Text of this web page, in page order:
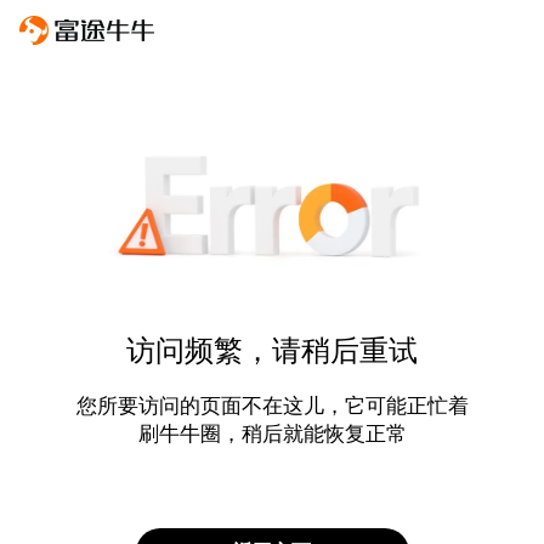
访问频繁，请稍后重试
您所要访问的页面不在这儿，它可能正忙着
刷牛牛圈，稍后就能恢复正常